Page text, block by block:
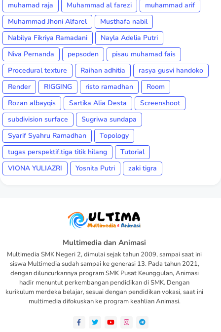
muhamad raja
Muhammad al farezi
muhammad arif
Muhammad Jhoni Alfarel
Musthafa nabil
Nabilya Fikriya Ramadani
Nayla Adelia Putri
Niva Pernanda
pepsoden
pisau muhamad fais
Procedural texture
Raihan adhitia
rasya gusvi handoko
Render
RIGGING risto ramadhan
Room
Rozan albayqis
Sartika Alia Desta
Screenshoot
subdivision surface
Sugriwa sundapa
Syarif Syahru Ramadhan
Topology
tugas perspektif.tiga titik hilang
Tutorial
VIONA YULIAZRI
Yosnita Putri zaki tigra
Multimedia dan Animasi
Multimedia SMK Negeri 2, dimulai sejak tahun 2009, sampai saat ini
siswa Multimedia sudah sampai ke generasi 13. Pada tahun 2021,
dengan diluncurkannya program SMK Pusat Keunggulan, Animasi
hadir menuntut perkembangan pendidikan di SMK. Dengan
kurikulum merdeka belajar, sesuai dengan pendidikan vokasi, saat ini
multimedia difokuskan ke program keahlian Animasi.